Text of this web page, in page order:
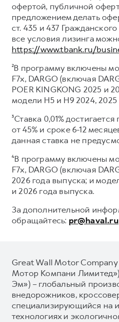
офертой, публичной
предложением делать
ст. 435 и 437
все условия лизинга
https://www.tbank.ru/
²В программу включены
F7x, DARGO (включая
POER KINGKONG 2025 и
модели H5 и H9 2024,
³Ставка 0,01%
от 45% и сроке 6-12
данная ставка не
⁴В программу включены
F7x, DARGO (включая
2026 года выпуска; и
и 2026 года выпуска.
За дополнительной
обращайтесь: pr@haval.ru
Great Wall Motor
Мотор Компани
Эм») – глобальный
внедорожников,
специализирующийся на
технологиях и